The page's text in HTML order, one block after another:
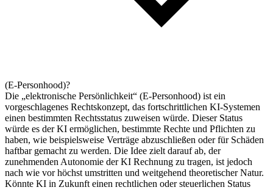
(E-Personhood)?
Die „elektronische Persönlichkeit“ (E-Personhood) ist ein
vorgeschlagenes Rechtskonzept, das fortschrittlichen KI-Systemen
einen bestimmten Rechtsstatus zuweisen würde. Dieser Status
würde es der KI ermöglichen, bestimmte Rechte und Pflichten zu
haben, wie beispielsweise Verträge abzuschließen oder für Schäden
haftbar gemacht zu werden. Die Idee zielt darauf ab, der
zunehmenden Autonomie der KI Rechnung zu tragen, ist jedoch
nach wie vor höchst umstritten und weitgehend theoretischer Natur.
Könnte KI in Zukunft einen rechtlichen oder steuerlichen Status